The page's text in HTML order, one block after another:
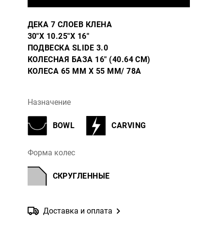
ДЕКА 7 СЛОЕВ КЛЕНА
30″X 10.25″X 16″
ПОДВЕСКА SLIDE 3.0
КОЛЕСНАЯ БАЗА 16" (40.64 СМ)
КОЛЕСА 65 ММ X 55 ММ/ 78A
Назначение
BOWL CARVING
Форма колес
СКРУГЛЕННЫЕ
Доставка и оплата